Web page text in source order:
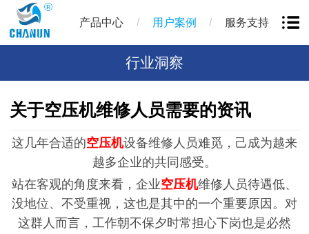
产品中心 / 用户案例 / 服务支持
行业洞察
关于空压机维修人员需要的资讯
这几年合适的空压机设备维修人员难觅，己成为越来
越多企业的共同感受。
站在客观的角度来看，企业空压机维修人员待遇低、
没地位、不受重视，这也是其中的一个重要原因。对
这群人而言，工作朝不保夕时常担心下岗也是必然